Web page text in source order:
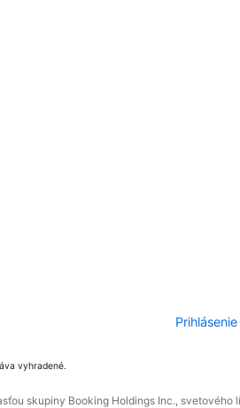
vyhradené.
skupiny Booking Holdings Inc.,